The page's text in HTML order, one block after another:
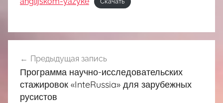
Скачать
по
записям
Предыдущая запись
Программа научно-исследовательских
стажировок «InteRussia» для зарубежных
русистов